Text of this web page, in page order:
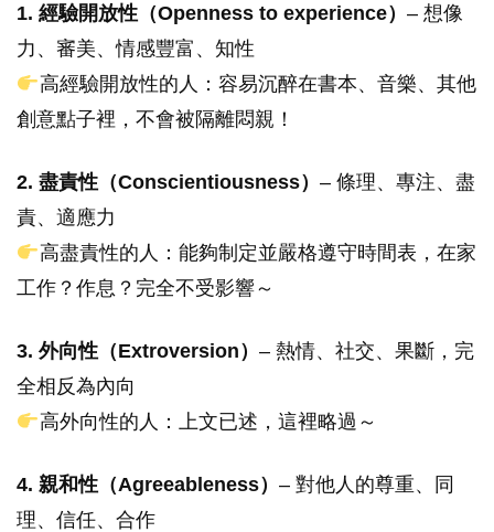
1. 經驗開放性（Openness to experience） – 想像
力、審美、情感豐富、知性
高經驗開放性的人：容易沉醉在書本、音樂、其他
創意點子裡，不會被隔離悶親！
2. 盡責性（Conscientiousness） – 條理、專注、盡
責、適應力
高盡責性的人：能夠制定並嚴格遵守時間表，在家
工作？作息？完全不受影響～
3. 外向性（Extroversion） – 熱情、社交、果斷，完
全相反為內向
高外向性的人：上文已述，這裡略過～
4. 親和性（Agreeableness） – 對他人的尊重、同
理、信任、合作